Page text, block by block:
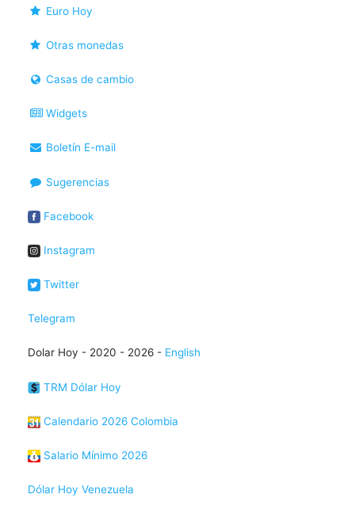
Euro Hoy
Otras monedas
Casas de cambio
Widgets
Boletín E-mail
Sugerencias
Facebook
Instagram
Twitter
Telegram
Dolar Hoy - 2020 - 2026 - English
TRM Dólar Hoy
Calendario 2026 Colombia
Salario Mínimo 2026
Dólar Hoy Venezuela